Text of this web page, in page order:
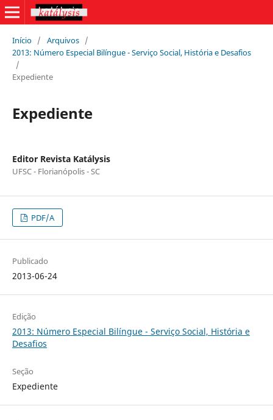
Início / Arquivos /
2013: Número Especial Bilíngue - Serviço Social, História e Desafios
/
Expediente
Expediente
Editor Revista Katálysis
UFSC - Florianópolis - SC
PDF/A
Publicado
2013-06-24
Edição
2013: Número Especial Bilíngue - Serviço Social, História e
Desafios
Seção
Expediente